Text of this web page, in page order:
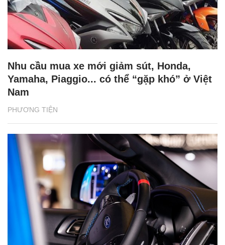
PHƯƠNG TIỆN
Nhu cầu mua xe mới giảm sút, Honda,
Yamaha, Piaggio... có thể “gặp khó” ở Việt
Nam